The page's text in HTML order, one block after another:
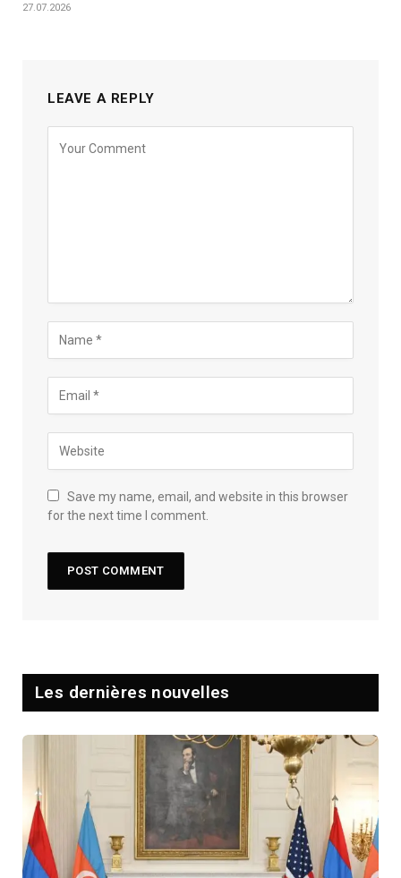
27.07.2026
LEAVE A REPLY
Save my name, email, and website in this browser
for the next time I comment.
Les dernières nouvelles